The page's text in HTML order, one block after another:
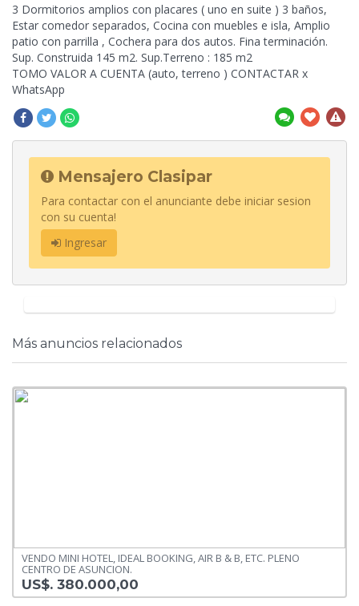
3 Dormitorios amplios con placares ( uno en suite ) 3 baños,
Estar comedor separados, Cocina con muebles e isla, Amplio
patio con parrilla , Cochera para dos autos. Fina terminación.
Sup. Construida 145 m2. Sup.Terreno : 185 m2
TOMO VALOR A CUENTA (auto, terreno ) CONTACTAR x
WhatsApp
Mensajero Clasipar
Para contactar con el anunciante debe iniciar sesion
con su cuenta!
Ingresar
Más anuncios relacionados
VENDO MINI HOTEL, IDEAL BOOKING, AIR B & B, ETC. PLENO
CENTRO DE ASUNCION.
US$. 380.000,00